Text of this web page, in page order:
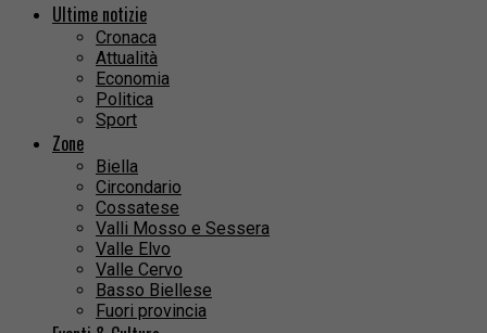
Ultime notizie
Cronaca
Attualità
Economia
Politica
Sport
Zone
Biella
Circondario
Cossatese
Valli Mosso e Sessera
Valle Elvo
Valle Cervo
Basso Biellese
Fuori provincia